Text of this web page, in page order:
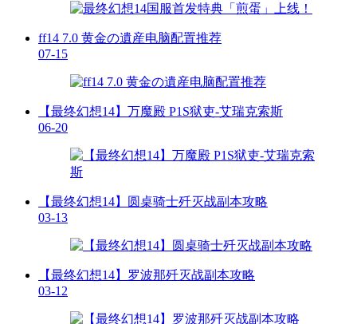
ff14 7.0 黄金の遺産电脑配置推荐
07-15
【最终幻想14】万魔殿 P1S狱吏-艾瑞克索斯
06-20
【最终幻想14】圆桌骑士歼灭战副本攻略
03-13
【最终幻想14】罗波那歼灭战副本攻略
03-12